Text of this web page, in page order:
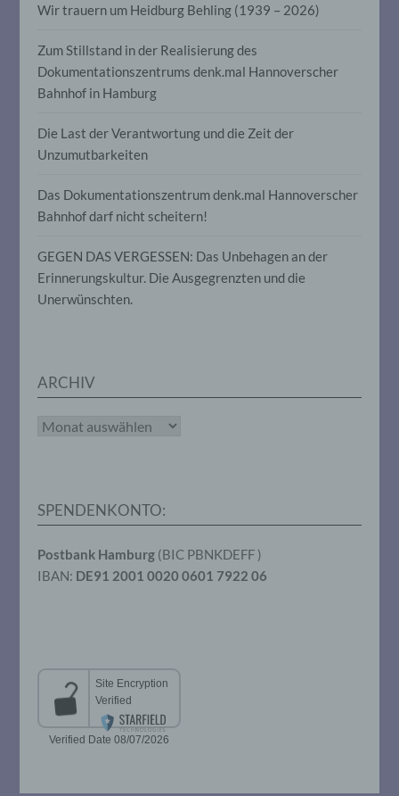
Wir trauern um Heidburg Behling (1939 – 2026)
Zum Stillstand in der Realisierung des
Dokumentationszentrums denk.mal Hannoverscher
Bahnhof in Hamburg
Die Last der Verantwortung und die Zeit der
Unzumutbarkeiten
Das Dokumentationszentrum denk.mal Hannoverscher
Bahnhof darf nicht scheitern!
GEGEN DAS VERGESSEN: Das Unbehagen an der
Erinnerungskultur. Die Ausgegrenzten und die
Unerwünschten.
ARCHIV
Archiv
SPENDENKONTO:
Postbank Hamburg (BIC PBNKDEFF )
IBAN: DE91 2001 0020 0601 7922 06
Markierung gespeicherter
personenbezogener Daten mit dem Ziel,
e) Profiling
Verarbeitung personenbezogener Daten,
die darin besteht, dass diese
Aspekte, die sich auf eine natürliche
Person beziehen, zu bewerten,
insbesondere, um Aspekte bezüglich
Arbeitsleistung, wirtschaftlicher Lage,
natürlichen Person zu analysieren oder
vorherzusagen.
personenbezogener Daten in einer Weise,
auf welche die personenbezogenen Daten
Informationen nicht mehr einer
spezifischen betroffenen Person
zugeordnet werden können, sofern diese
identifizierten oder identifizierbaren
natürlichen Person zugewiesen werden.